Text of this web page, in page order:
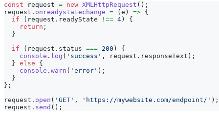
const request = new XMLHttpRequest ( ) ;
request . onreadystatechange = ( e ) => {
if
( request . readyState !== 4 )
{
return ;
}
if
( request . status === 200 )
{
console . log ( 'success' , request . responseText ) ;
} else
{
console . warn ( 'error' ) ;
}
} ;
request . open ( 'GET' , 'https://mywebsite.com/endpoint/' ) ;
request . send ( ) ;